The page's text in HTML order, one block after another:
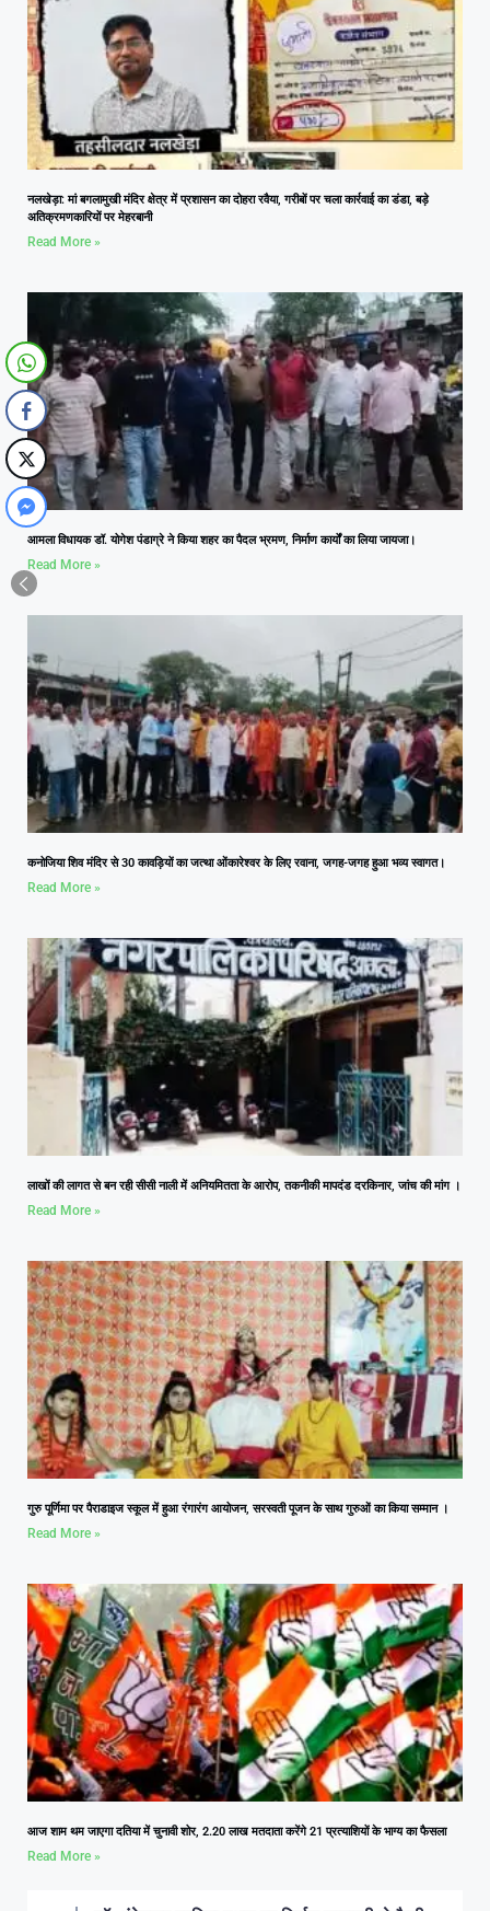
नलखेड़ा: मां बगलामुखी मंदिर क्षेत्र में प्रशासन का दोहरा रवैया, गरीबों पर चला कार्रवाई का डंडा, बड़े
अतिक्रमणकारियों पर मेहरबानी
Read More »
आमला विधायक डॉ. योगेश पंडाग्रे ने किया शहर का पैदल भ्रमण, निर्माण कार्यों का लिया जायजा।
Read More »
कनोजिया शिव मंदिर से 30 कावड़ियों का जत्था ओंकारेश्वर के लिए रवाना, जगह-जगह हुआ भव्य स्वागत।
Read More »
लाखों की लागत से बन रही सीसी नाली में अनियमितता के आरोप, तकनीकी मापदंड दरकिनार, जांच की मांग ।
Read More »
गुरु पूर्णिमा पर पैराडाइज स्कूल में हुआ रंगारंग आयोजन, सरस्वती पूजन के साथ गुरुओं का किया सम्मान ।
Read More »
आज शाम थम जाएगा दतिया में चुनावी शोर, 2.20 लाख मतदाता करेंगे 21 प्रत्याशियों के भाग्य का फैसला
Read More »